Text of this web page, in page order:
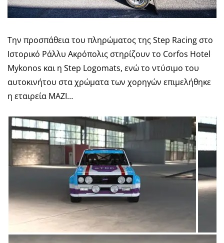
Την προσπάθεια του πληρώματος της Step Racing στο
Ιστορικό Ράλλυ Ακρόπολις στηρίζουν το Corfos Hotel
Mykonos και η Step Logomats, ενώ το ντύσιμο του
αυτοκινήτου στα χρώματα των χορηγών επιμελήθηκε
η εταιρεία ΜΑΖΙ…